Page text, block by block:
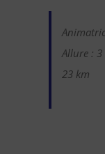
Allure : 3
23 km